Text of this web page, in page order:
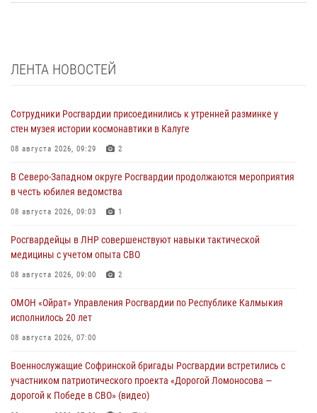
ЛЕНТА НОВОСТЕЙ
Сотрудники Росгвардии присоединились к утренней разминке у
стен музея истории космонавтики в Калуге
08 августа 2026, 09:29 2
В Северо-Западном округе Росгвардии продолжаются мероприятия
в честь юбилея ведомства
08 августа 2026, 09:03 1
Росгвардейцы в ЛНР совершенствуют навыки тактической
медицины с учетом опыта СВО
08 августа 2026, 09:00 2
ОМОН «Ойрат» Управления Росгвардии по Республике Калмыкия
исполнилось 20 лет
08 августа 2026, 07:00
Военнослужащие Софринской бригады Росгвардии встретились с
участником патриотического проекта «Дорогой Ломоносова —
дорогой к Победе в СВО» (видео)